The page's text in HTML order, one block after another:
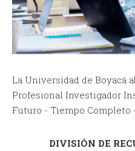
La Universidad de Boyacá
Profesional Investigador
Futuro - Tiempo Completo
DIVISIÓN DE